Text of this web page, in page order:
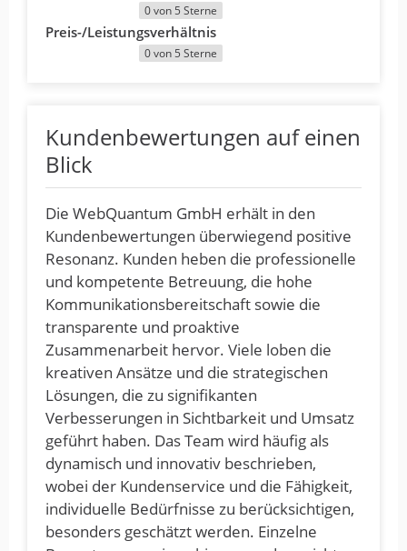
0 von 5 Sterne
Preis-/Leistungsverhältnis
0 von 5 Sterne
Kundenbewertungen auf einen
Blick
Die WebQuantum GmbH erhält in den
Kundenbewertungen überwiegend positive
Resonanz. Kunden heben die professionelle
und kompetente Betreuung, die hohe
Kommunikationsbereitschaft sowie die
transparente und proaktive
Zusammenarbeit hervor. Viele loben die
kreativen Ansätze und die strategischen
Lösungen, die zu signifikanten
Verbesserungen in Sichtbarkeit und Umsatz
geführt haben. Das Team wird häufig als
dynamisch und innovativ beschrieben,
wobei der Kundenservice und die Fähigkeit,
individuelle Bedürfnisse zu berücksichtigen,
besonders geschätzt werden. Einzelne